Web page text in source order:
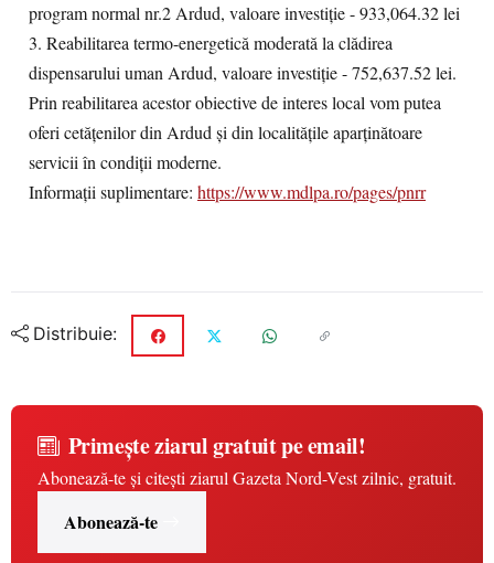
program normal nr.2 Ardud, valoare investiție - 933,064.32 lei
3. Reabilitarea termo-energetică moderată la clădirea
dispensarului uman Ardud, valoare investiție - 752,637.52 lei.
Prin reabilitarea acestor obiective de interes local vom putea
oferi cetățenilor din Ardud și din localitățile aparținătoare
servicii în condiții moderne.
Informații suplimentare: https://www.mdlpa.ro/pages/pnrr
Distribuie:
Primește ziarul gratuit pe email!
Abonează-te și citești ziarul Gazeta Nord-Vest zilnic, gratuit.
Abonează-te